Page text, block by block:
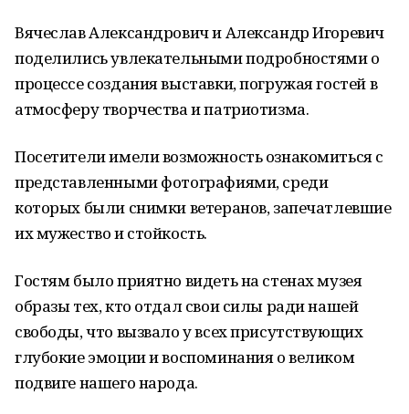
Вячеслав Александрович и Александр Игоревич
поделились увлекательными подробностями о
процессе создания выставки, погружая гостей в
атмосферу творчества и патриотизма.
Посетители имели возможность ознакомиться с
представленными фотографиями, среди
которых были снимки ветеранов, запечатлевшие
их мужество и стойкость.
Гостям было приятно видеть на стенах музея
образы тех, кто отдал свои силы ради нашей
свободы, что вызвало у всех присутствующих
глубокие эмоции и воспоминания о великом
подвиге нашего народа.